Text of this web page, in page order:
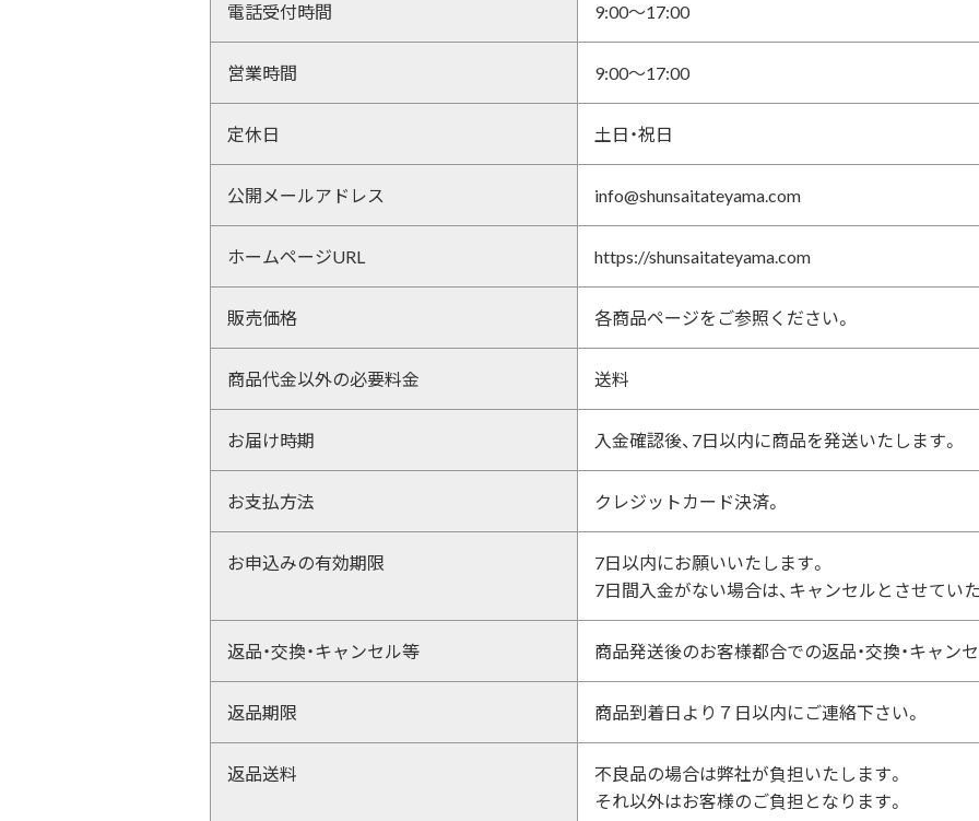
電話受付時間 9:00～17:00
営業時間 9:00～17:00
定休日 土日・祝日
公開メールアドレス info@shunsaitateyama.com
ホームページURL https://shunsaitateyama.com
販売価格 各商品ページをご参照ください。
商品代金以外の必要料金 送料
お届け時期 入金確認後、7日以内に商品を発送いたします。
お支払方法 クレジットカード決済。
お申込みの有効期限
7日以内にお願いいたします。
7日間入金がない場合は、キャンセルとさせてい
返品・交換・キャンセル等 商品発送後のお客様都合での返品・交換・キャン
返品期限 商品到着日より７日以内にご連絡下さい。
返品送料
不良品の場合は弊社が負担いたします。
それ以外はお客様のご負担となります。